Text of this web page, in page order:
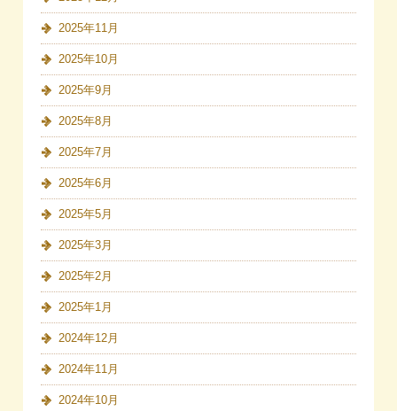
2025年11月
2025年10月
2025年9月
2025年8月
2025年7月
2025年6月
2025年5月
2025年3月
2025年2月
2025年1月
2024年12月
2024年11月
2024年10月